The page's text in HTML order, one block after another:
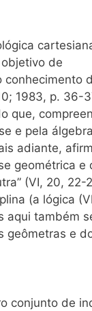
de
1983, p. 36-
que,
e pela
adiante,
geométrica e
(VI, 20, 22-
(a lógica
aqui também
geômetras e
conjunto de